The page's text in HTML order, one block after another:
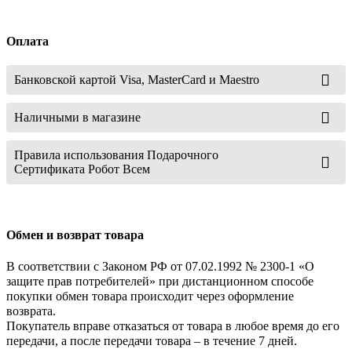
Оплата
Банковской картой Visa, MasterCard и Maestro
Наличными в магазине
Правила использования Подарочного
Сертификата Робот Всем
Обмен и возврат товара
В соответствии с Законом РФ от 07.02.1992 № 2300-1 «О
защите прав потребителей» при дистанционном способе
покупки обмен товара происходит через оформление
возврата.
Покупатель вправе отказаться от товара в любое время до его
передачи, а после передачи товара – в течение 7 дней.